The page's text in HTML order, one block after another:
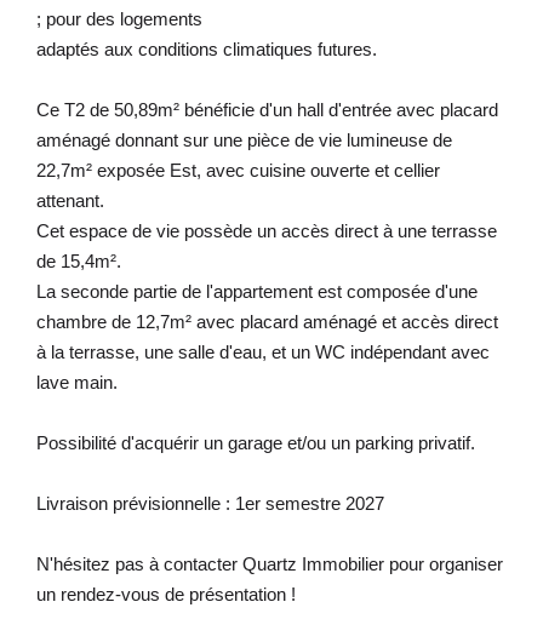
; pour des logements
adaptés aux conditions climatiques futures.
Ce T2 de 50,89m² bénéficie d'un hall d'entrée avec placard
aménagé donnant sur une pièce de vie lumineuse de
22,7m² exposée Est, avec cuisine ouverte et cellier
attenant.
Cet espace de vie possède un accès direct à une terrasse
de 15,4m².
La seconde partie de l'appartement est composée d'une
chambre de 12,7m² avec placard aménagé et accès direct
à la terrasse, une salle d'eau, et un WC indépendant avec
lave main.
Possibilité d'acquérir un garage et/ou un parking privatif.
Livraison prévisionnelle : 1er semestre 2027
N'hésitez pas à contacter Quartz Immobilier pour organiser
un rendez-vous de présentation !